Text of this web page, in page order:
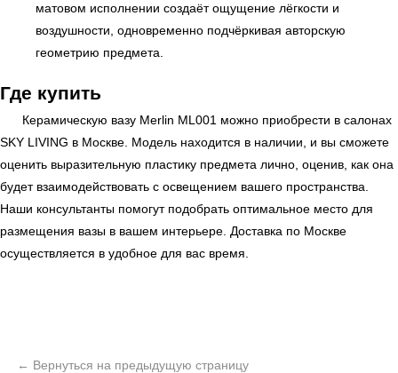
матовом исполнении создаёт ощущение лёгкости и
воздушности, одновременно подчёркивая авторскую
геометрию предмета.
Где купить
Керамическую вазу Merlin ML001 можно приобрести в салонах
SKY LIVING в Москве. Модель находится в наличии, и вы сможете
оценить выразительную пластику предмета лично, оценив, как она
будет взаимодействовать с освещением вашего пространства.
Наши консультанты помогут подобрать оптимальное место для
размещения вазы в вашем интерьере. Доставка по Москве
осуществляется в удобное для вас время.